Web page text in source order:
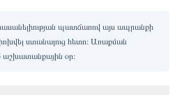
պատճառով այս ապրանքի
ստանալուց հետո։ Առաքման
աշխատանքային օր։